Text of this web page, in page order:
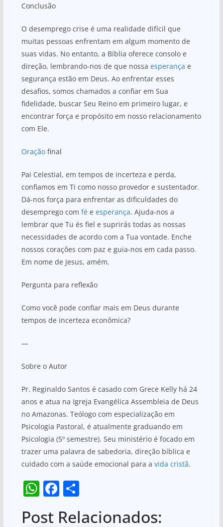
Conclusão
O desemprego crise é uma realidade difícil que
muitas pessoas enfrentam em algum momento de
suas vidas. No entanto, a Bíblia oferece consolo e
direção, lembrando-nos de que nossa esperança e
segurança estão em Deus. Ao enfrentar esses
desafios, somos chamados a confiar em Sua
fidelidade, buscar Seu Reino em primeiro lugar, e
encontrar força e propósito em nosso relacionamento
com Ele.
Oraçãofinal
Pai Celestial, em tempos de incerteza e perda,
confiamos em Ti como nosso provedor e sustentador.
Dá-nos força para enfrentar as dificuldades do
desemprego com fée esperança. Ajuda-nos a
lembrar que Tu és fiel e suprirás todas as nossas
necessidades de acordo com a Tua vontade. Enche
nossos corações com paz e guia-nos em cada passo.
Em nome de Jesus, amém.
Pergunta para reflexão
Como você pode confiar mais em Deus durante
tempos de incerteza econômica?
—
Sobre o Autor
Pr. Reginaldo Santos é casado com Grece Kelly há 24
anos e atua na Igreja Evangélica Assembleia de Deus
no Amazonas. Teólogo com especialização em
Psicologia Pastoral, é atualmente graduando em
Psicologia (5º semestre). Seu ministério é focado em
trazer uma palavra de sabedoria, direção bíblica e
cuidado com a saúde emocional para a vida cristã.
W
at
F
c
S
ar
Post Relacionados: